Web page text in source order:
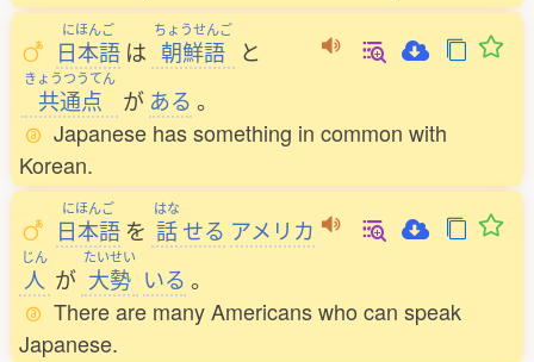
にほんご
日本語 は
ちょうせんご
朝鮮語 と
きょうつうてん
共通点 が ある 。
Japanese has something in common with
Korean.
にほんご
日本語 を
はな
話せる アメリカ
じん
人 が
たいせい
大勢 いる 。
There are many Americans who can speak
Japanese.